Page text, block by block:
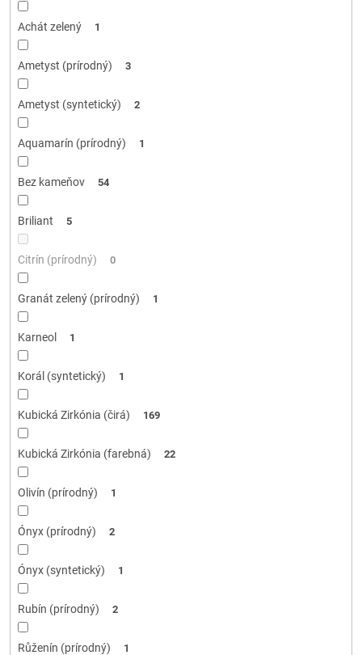
Achát zelený 1
Ametyst (prírodný) 3
Ametyst (syntetický) 2
Aquamarín (prírodný) 1
Bez kameňov 54
Briliant 5
Citrín (prírodný) 0
Granát zelený (prírodný) 1
Karneol 1
Korál (syntetický) 1
Kubická Zirkónia (čirá) 169
Kubická Zirkónia (farebná) 22
Olivín (prírodný) 1
Ónyx (prírodný) 2
Ónyx (syntetický) 1
Rubín (prírodný) 2
Růženín (prírodný) 1